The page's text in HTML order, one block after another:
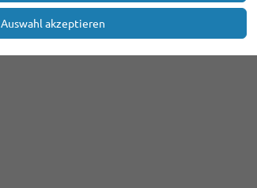
Auswahl akzeptieren